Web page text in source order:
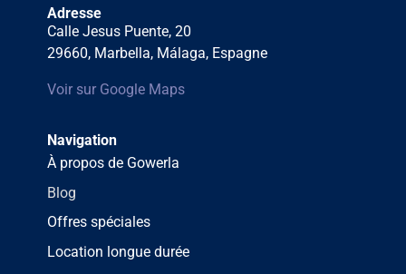
Adresse
Calle Jesus Puente, 20
29660, Marbella, Málaga, Espagne
Voir sur Google Maps
Navigation
À propos de Gowerla
Blog
Offres spéciales
Location longue durée